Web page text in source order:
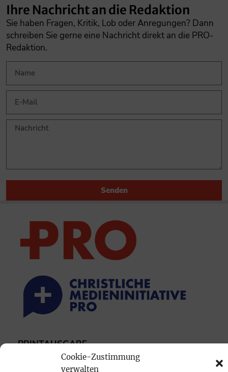
Cookie-Zustimmung
verwalten
Ihre Nachricht an die Redaktion
Sie haben Fragen, Kritik, Lob oder Anregungen? Dann
schreiben Sie gerne eine Nachricht direkt an die PRO-
Redaktion.
Senden
PRINTAUSGABE
Mediadaten